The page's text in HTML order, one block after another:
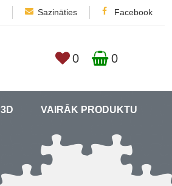
Sazināties Facebook
0 0
3D VAIRĀK PRODUKTU